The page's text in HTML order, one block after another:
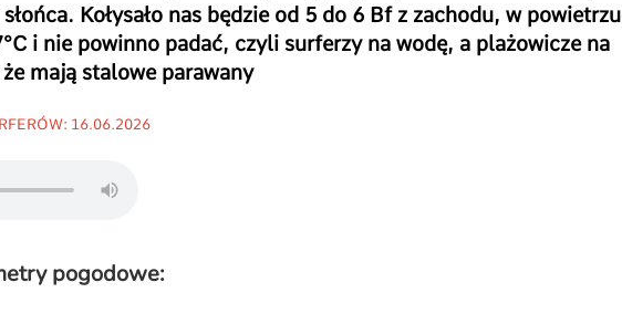
Kołysało nas będzie od 5 do 6 Bf z zachodu, w powietrzu
i nie powinno padać, czyli surferzy na wodę, a plażowicze na
mają stalowe parawany
16.06.2026
pogodowe: